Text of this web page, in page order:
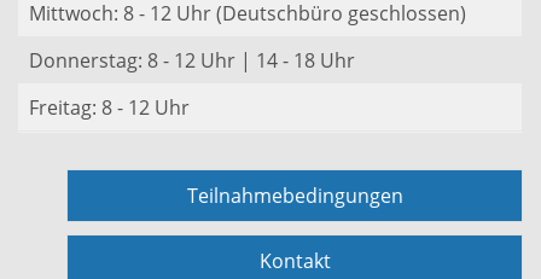
Mittwoch: 8 - 12 Uhr (Deutschbüro geschlossen)
Donnerstag: 8 - 12 Uhr | 14 - 18 Uhr
Freitag: 8 - 12 Uhr
Teilnahmebedingungen
Kontakt